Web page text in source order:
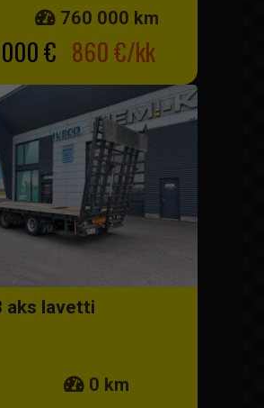
760 000 km
€ 860 €/kk
aks lavetti
0 km